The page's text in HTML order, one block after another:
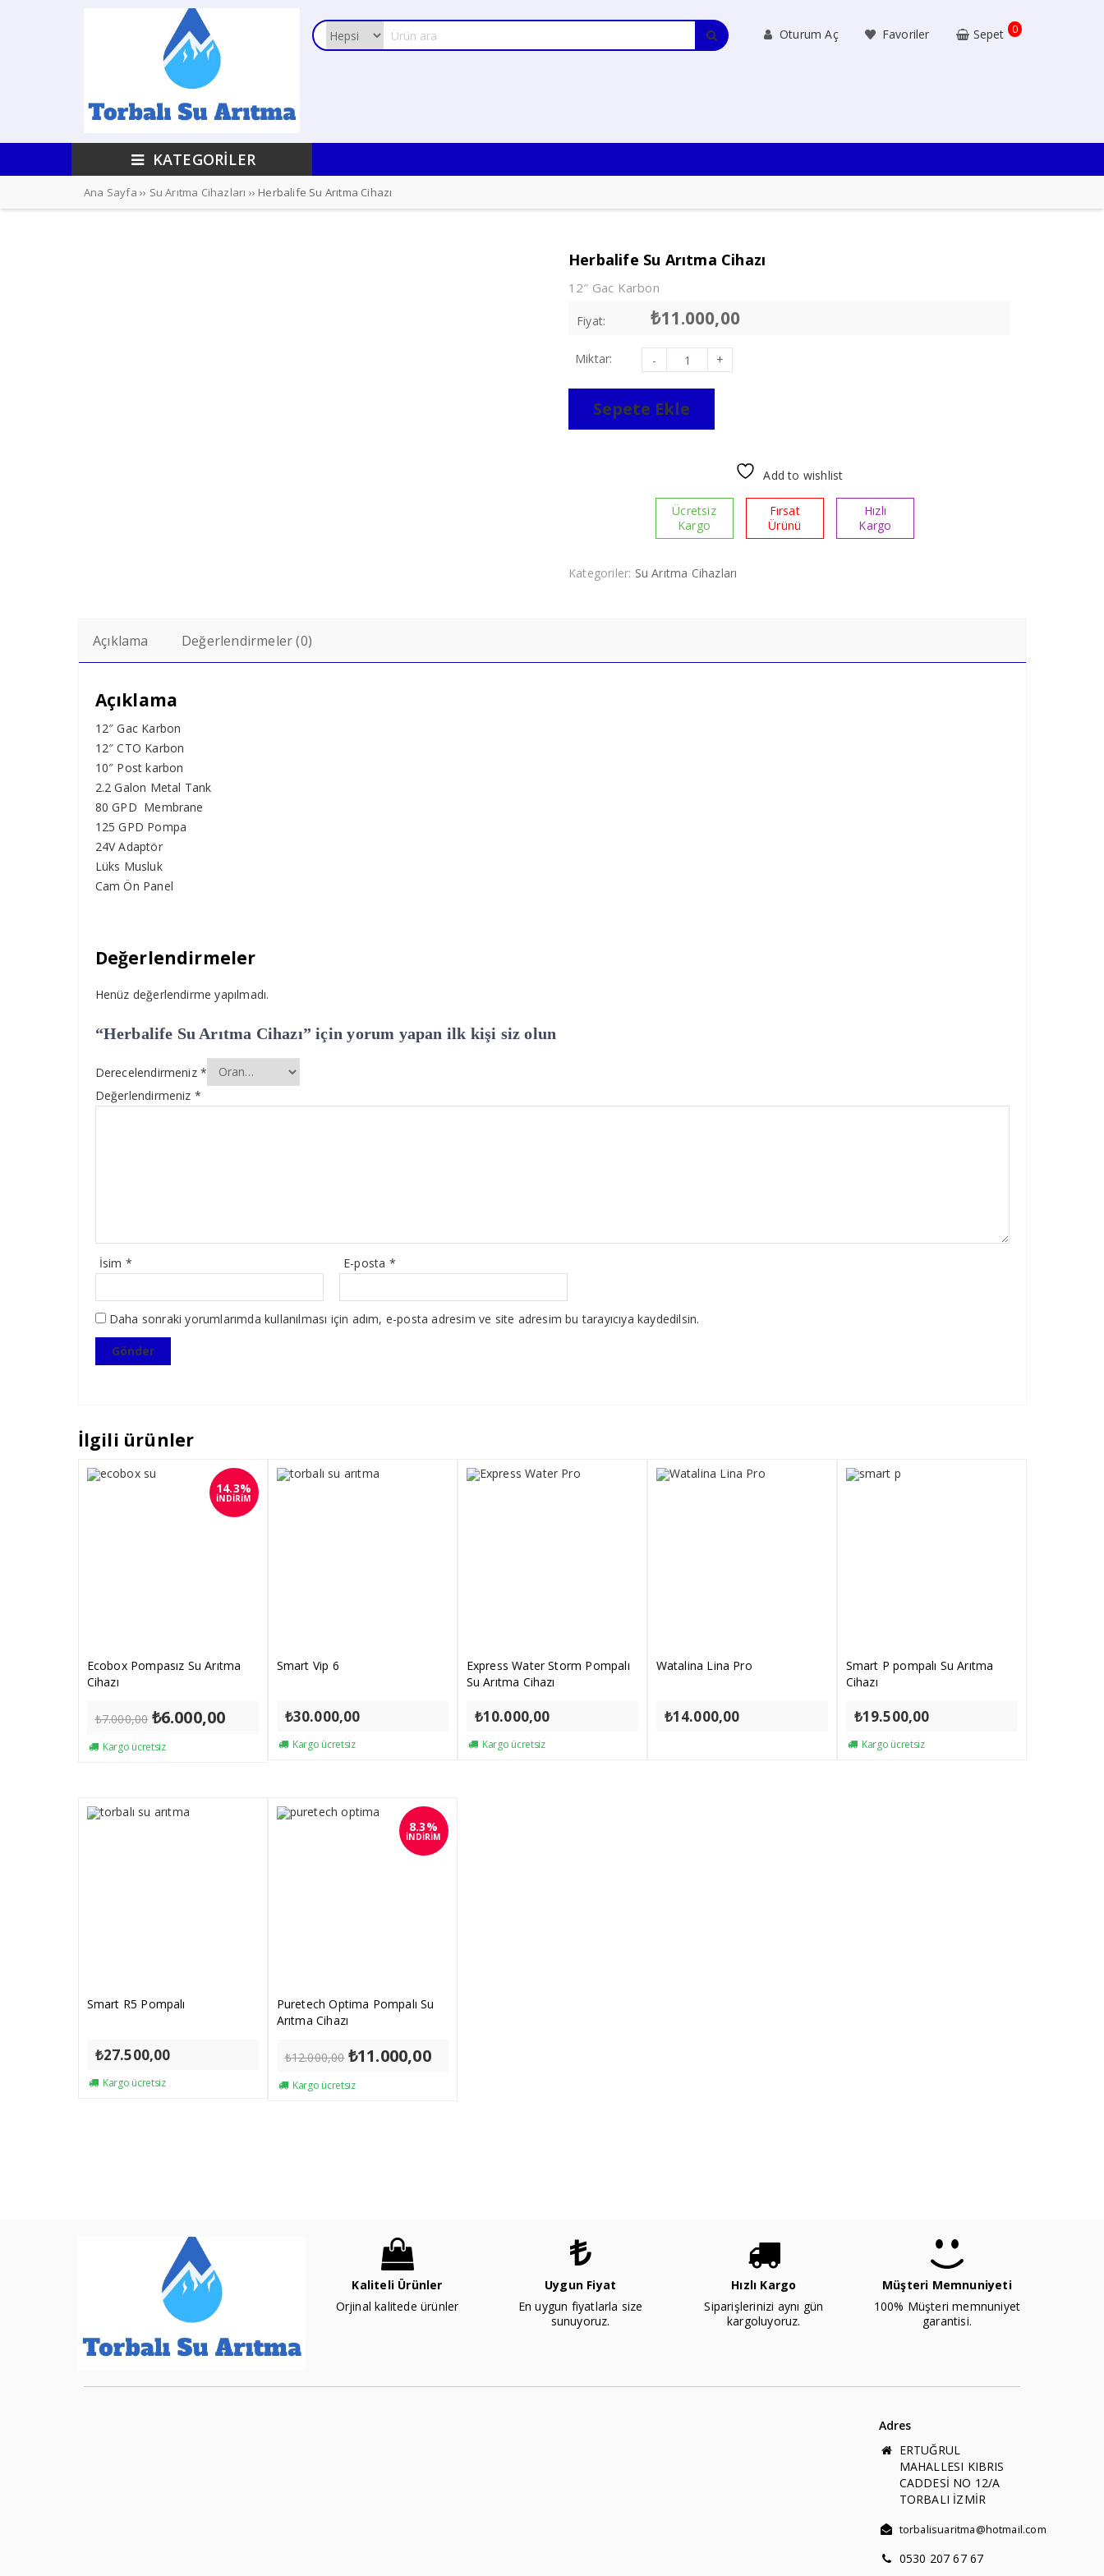
Oturum Aç Favoriler Sepet 0
KATEGORİLER
Ana Sayfa ›› Su Arıtma Cihazları ›› Herbalife Su Arıtma Cihazı
Herbalife Su Arıtma Cihazı
12″ Gac Karbon
10″ Post karbon
2.2 Galon Metal Tank
125 GPD Pompa
24V Adaptör
Cam Ön Panel
Fiyat: ₺11.000,00
Miktar: Herbalife
Arıtma
Cihazı
Sepete Ekle
Add to wishlist
Ücretsiz
Kargo
Fırsat
Ürünü
Hızlı
Kargo
Kategoriler: Su Arıtma Cihazları
Açıklama Değerlendirmeler (0)
Açıklama
12″ Gac Karbon
12″ CTO Karbon
10″ Post karbon
2.2 Galon Metal Tank
80 GPD Membrane
125 GPD Pompa
24V Adaptör
Lüks Musluk
Cam Ön Panel
Değerlendirmeler
Henüz değerlendirme yapılmadı.
“Herbalife Su Arıtma Cihazı” için yorum yapan ilk kişi siz olun
Derecelendirmeniz*
Değerlendirmeniz *
İsim * E-posta *
Daha sonraki yorumlarımda kullanılması için adım, e-posta adresim ve site adresim bu tarayıcıya kaydedilsin.
İlgili ürünler
Ecobox Pompasız Su Arıtma
Cihazı
₺7.000,00 Orijinal
fiyat:
₺7.000,00.
₺6.000,00Şu
14.3%
İNDİRİM
Kargo ücretsiz
Smart Vip 6
₺30.000,00
Kargo ücretsiz
Express Water Storm Pompalı
Su Arıtma Cihazı
₺10.000,00
Kargo ücretsiz
Watalina Lina Pro
₺14.000,00
Smart P pompalı Su Arıtma
Cihazı
₺19.500,00
Kargo ücretsiz
Smart R5 Pompalı
₺27.500,00
Kargo ücretsiz
Puretech Optima Pompalı Su
Arıtma Cihazı
₺12.000,00 Orijinal
fiyat:
₺12.000,00.
₺11.000,00Şu
andaki
8.3%
İNDİRİM
Kargo ücretsiz
Kaliteli Ürünler
Orjinal kalitede ürünler
Uygun Fiyat
En uygun fiyatlarla size
sunuyoruz.
Hızlı Kargo
Siparişlerinizi aynı gün
kargoluyoruz.
Müşteri Memnuniyeti
100% Müşteri memnuniyet
garantisi.
Adres
ERTUĞRUL
MAHALLESI KIBRIS
CADDESİ NO 12/A
TORBALI İZMİR
torbalisuaritma@hotmail.com
0530 207 67 67